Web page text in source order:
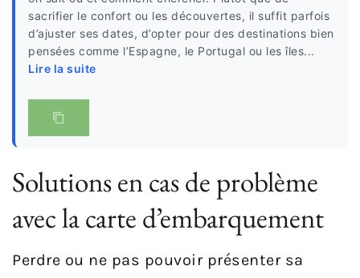
sacrifier le confort ou les découvertes, il suffit parfois
d’ajuster ses dates, d’opter pour des destinations bien
pensées comme l’Espagne, le Portugal ou les îles...
Lire la suite
Solutions en cas de problème
avec la carte d’embarquement
Perdre ou ne pas pouvoir présenter sa